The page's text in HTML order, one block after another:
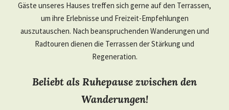
Gäste unseres Hauses treffen sich gerne auf den Terrassen,
um ihre Erlebnisse und Freizeit-Empfehlungen
auszutauschen. Nach beanspruchenden Wanderungen und
Radtouren dienen die Terrassen der Stärkung und
Regeneration.
Beliebt als Ruhepause zwischen den
Wanderungen!